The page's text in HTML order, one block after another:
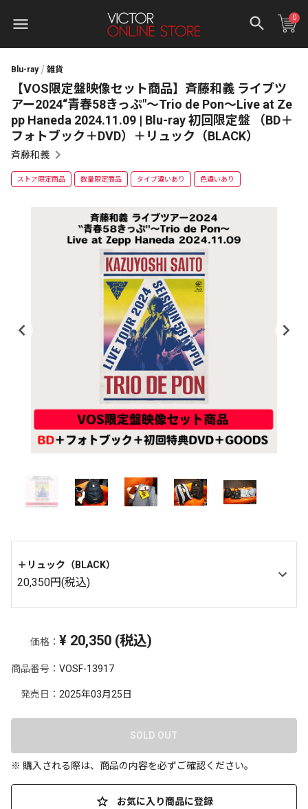
0
Blu-ray 雑貨
【VOS限定盤映像セット商品】斉藤和義 ライブツ
アー2024“青春58きっぷ"～Trio de Pon～Live at Ze
pp Haneda 2024.11.09 | Blu-ray 初回限定盤 （BD＋
フォトブック＋DVD）＋リュック（BLACK）
斉藤和義
ストア限定商品 数量限定商品 タイプ違いあり 色違いあり
＋リュック（BLACK）
20,350円(税込)
価格： ¥ 20,350 (税込)
商品番号： VOSF-13917
発売日： 2025年03月25日
SOLD OUT
※ 購入される際は、商品の内容を必ずご確認ください。
お気に入り商品に登録